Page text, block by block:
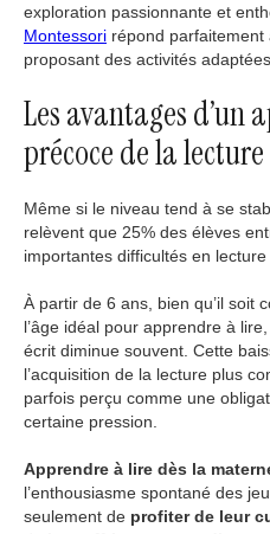
exploration passionnante et
Montessori répond parfaitement
proposant des activités
Les avantages d’un
précoce de la lecture
Même si le niveau tend à se
relèvent que 25% des élèves
importantes difficultés en
À partir de 6 ans, bien qu’il soit
l’âge idéal pour apprendre à
écrit diminue souvent. Cette
l’acquisition de la lecture plus
parfois perçu comme une
certaine pression.
Apprendre à lire dès la
l’enthousiasme spontané des
seulement de profiter de leur